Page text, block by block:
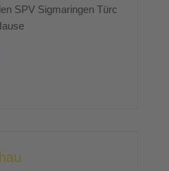
SPV Sigmaringen Türc